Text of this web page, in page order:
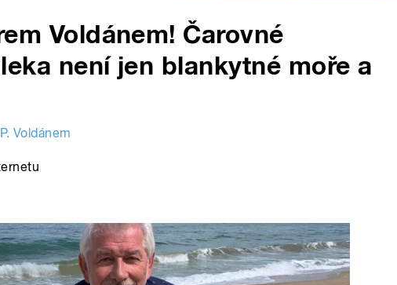
Voldánem! Čarovné
není jen blankytné moře a
Voldánem